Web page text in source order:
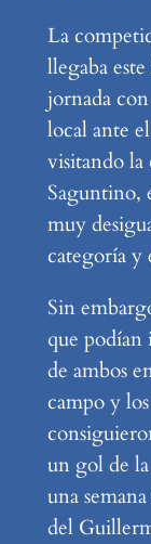
La
llegaba
jornada
local ante
visitando
Saguntino,
muy
categoría y
Sin
que podían
de ambos
campo y
un gol de
una
del